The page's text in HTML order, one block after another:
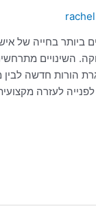
ביותר בחייה של
השינויים
הורות חדשה לבין
לעזרה